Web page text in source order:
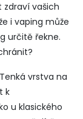
zdraví vašich
i vaping může
určitě řekne.
vrstva na
k
u klasického